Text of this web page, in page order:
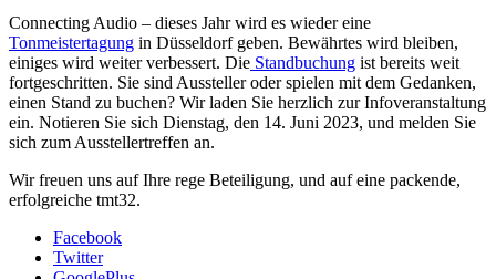
Connecting Audio – dieses Jahr wird es wieder eine
Tonmeistertagung in Düsseldorf geben. Bewährtes wird bleiben,
einiges wird weiter verbessert. Die Standbuchung ist bereits weit
fortgeschritten. Sie sind Aussteller oder spielen mit dem Gedanken,
einen Stand zu buchen? Wir laden Sie herzlich zur Infoveranstaltung
ein. Notieren Sie sich Dienstag, den 14. Juni 2023, und melden Sie
sich zum Ausstellertreffen an.
Wir freuen uns auf Ihre rege Beteiligung, und auf eine packende,
erfolgreiche tmt32.
Facebook
Twitter